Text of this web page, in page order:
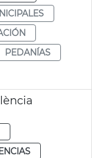
PEDANÍAS